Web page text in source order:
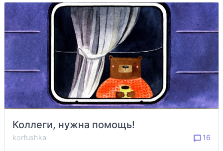
Коллеги, нужна помощь!
korfushka 16